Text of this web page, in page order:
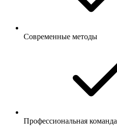
Современные методы
Профессиональная команда